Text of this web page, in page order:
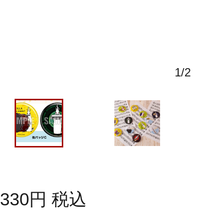
1/2
330円 税込